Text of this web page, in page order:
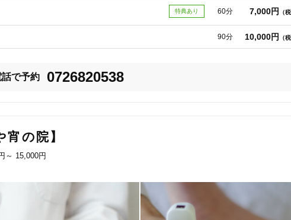
駅近 往療あり
バリアフリー
オンラインサポートあり 丁寧な説明
特典あり 60分 7,000円 （
90分 10,000円 （
話で予約 0726820538
の院】
～ 15,000円